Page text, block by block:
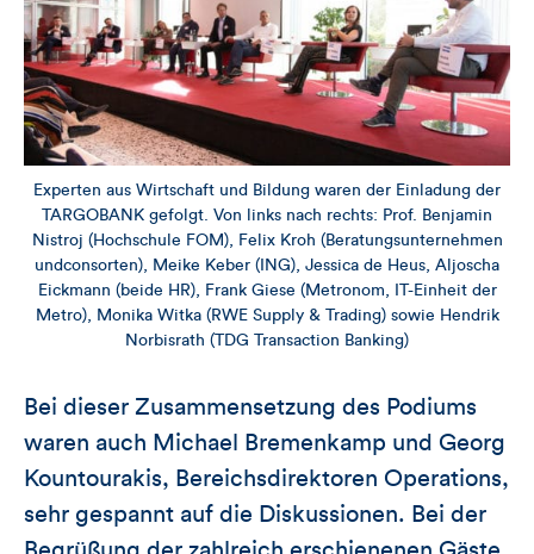
Experten aus Wirtschaft und Bildung waren der Einladung der
TARGOBANK gefolgt. Von links nach rechts: Prof. Benjamin
Nistroj (Hochschule FOM), Felix Kroh (Beratungsunternehmen
undconsorten), Meike Keber (ING), Jessica de Heus, Aljoscha
Eickmann (beide HR), Frank Giese (Metronom, IT-Einheit der
Metro), Monika Witka (RWE Supply & Trading) sowie Hendrik
Norbisrath (TDG Transaction Banking)
Bei dieser Zusammensetzung des Podiums
waren auch Michael Bremenkamp und Georg
Kountourakis, Bereichsdirektoren Operations,
sehr gespannt auf die Diskussionen. Bei der